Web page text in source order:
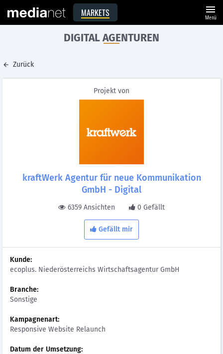
MARKETS menu
Menü
DIGITAL AGENTUREN
Zurück
Projekt von
kraftWerk Agentur für neue Kommunikation
GmbH - Digital
6359 Ansichten 0 Gefällt
Gefällt mir
Kunde:
ecoplus. Niederösterreichs Wirtschaftsagentur GmbH
Branche:
Sonstige
Kampagnenart:
Responsive Website Relaunch
Datum der Umsetzung: